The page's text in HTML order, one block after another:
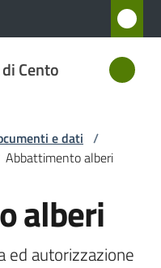
Cento
e dati /
Abbattimento alberi
alberi
ed autorizzazione